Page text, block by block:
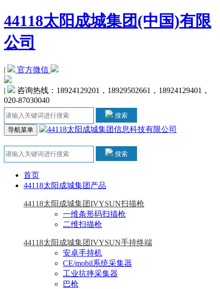
44118太阳成城集团(中国)有限
公司
| 官方微信
|
 咨询热线：18924129201，18929502661，18924129401，
020-87030040
搜索
导航菜单
搜索
首页
44118太阳成城集团产品
44118太阳成城集团IVYSUN扫描枪
一维条形码扫描枪
二维扫描枪
44118太阳成城集团IVYSUN手持终端
安卓手持机
CE/mobil系统采集器
工业抗摔采集器
巴枪